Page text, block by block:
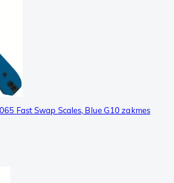
Fast Swap Scales, Blue G10 zakmes